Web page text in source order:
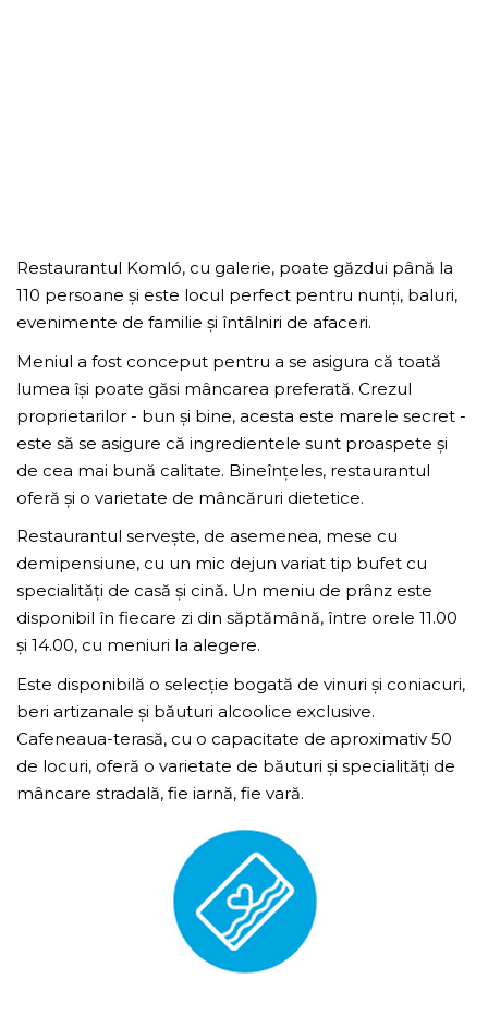
Restaurantul Komló, cu galerie, poate găzdui până la
110 persoane și este locul perfect pentru nunți, baluri,
evenimente de familie și întâlniri de afaceri.
Meniul a fost conceput pentru a se asigura că toată
lumea își poate găsi mâncarea preferată. Crezul
proprietarilor - bun și bine, acesta este marele secret -
este să se asigure că ingredientele sunt proaspete și
de cea mai bună calitate. Bineînțeles, restaurantul
oferă și o varietate de mâncăruri dietetice.
Restaurantul servește, de asemenea, mese cu
demipensiune, cu un mic dejun variat tip bufet cu
specialități de casă și cină. Un meniu de prânz este
disponibil în fiecare zi din săptămână, între orele 11.00
și 14.00, cu meniuri la alegere.
Este disponibilă o selecție bogată de vinuri și coniacuri,
beri artizanale și băuturi alcoolice exclusive.
Cafeneaua-terasă, cu o capacitate de aproximativ 50
de locuri, oferă o varietate de băuturi și specialități de
mâncare stradală, fie iarnă, fie vară.